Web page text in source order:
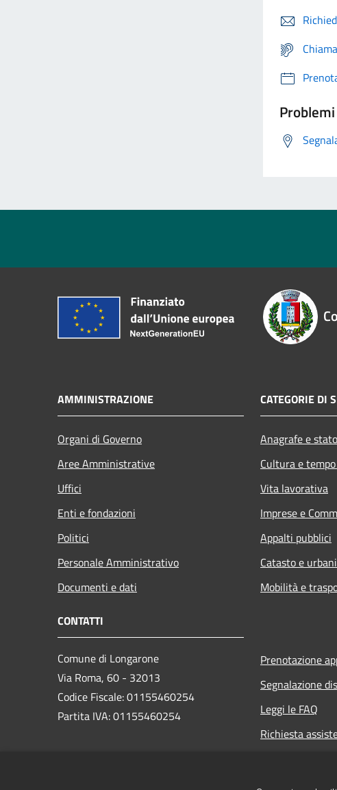
AMMINISTRAZIONE
Organi di Governo
Aree Amministrative
Uffici
Enti e fondazioni
Politici
Personale Amministrativo
Documenti e dati
CATEGORIE DI
Anagrafe e
Cultura e
Vita lavorativa
Imprese e
Appalti pubblici
Catasto e
Mobilità e
CONTATTI
Comune di Longarone
Via Roma, 60 - 32013
Codice Fiscale: 01155460254
Partita IVA: 01155460254
Prenotazione
Segnalazione
Leggi le FAQ
Richiesta